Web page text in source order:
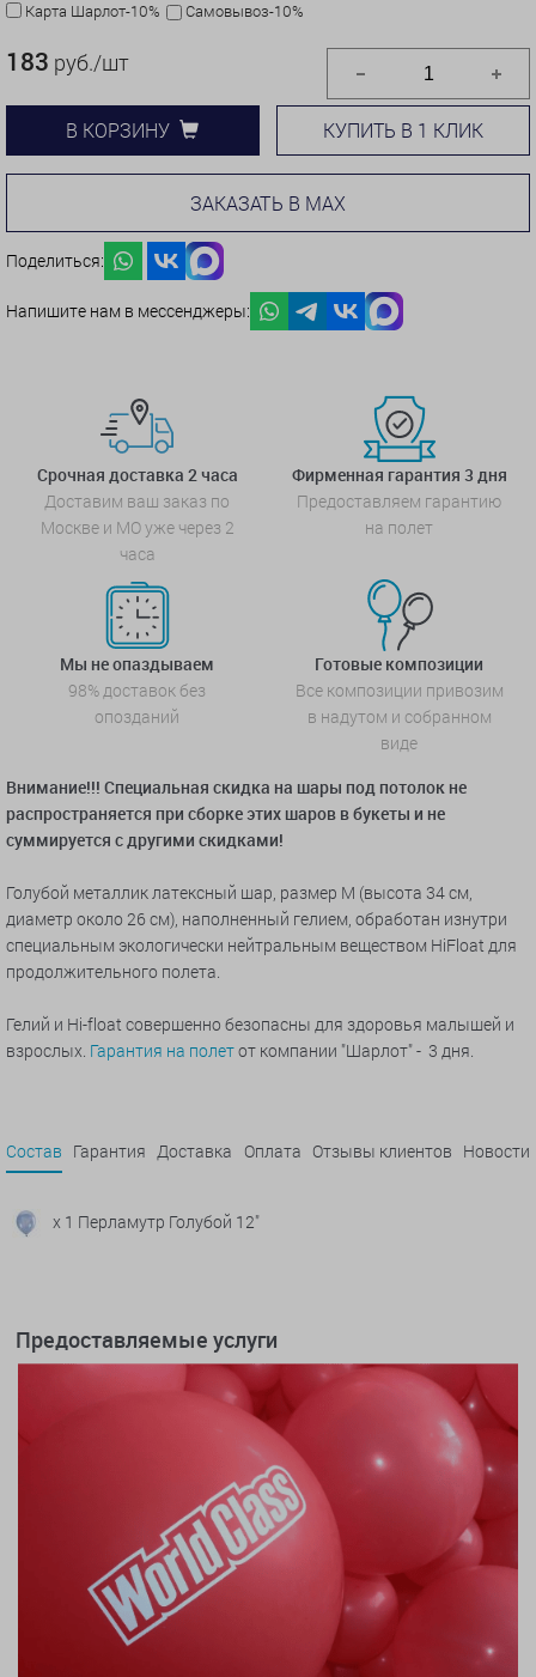
Карта Шарлот-10% Самовывоз-10%
183 руб./шт
В КОРЗИНУ КУПИТЬ В 1 КЛИК
ЗАКАЗАТЬ В MAX
Поделиться:
Напишите нам в мессенджеры:
Срочная доставка 2 часа
Доставим ваш заказ по
Москве и МО уже через 2
часа
Фирменная гарантия 3 дня
Предоставляем гарантию
на полет
Мы не опаздываем
98% доставок без
опозданий
Готовые композиции
Все композиции привозим
в надутом и собранном
виде
Внимание!!! Специальная скидка на шары под потолок не
распространяется при сборке этих шаров в букеты и не
суммируется с другими скидками!
Голубой металлик латексный шар, размер M (высота 34 см,
диаметр около 26 см), наполненный гелием, обработан изнутри
специальным экологически нейтральным веществом HiFloat для
продолжительного полета.
Гелий и Hi-float совершенно безопасны для здоровья малышей и
взрослых. Гарантия на полетот компании "Шарлот" - 3 дня.
Состав Гарантия Доставка Оплата Отзывы клиентов Новости
x 1 Перламутр Голубой 12"
Предоставляемые услуги